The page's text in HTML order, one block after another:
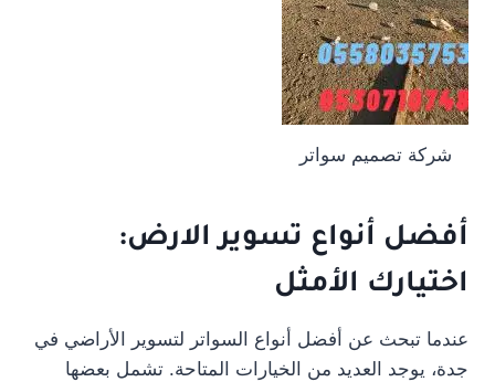
شركة تصميم سواتر
أفضل أنواع تسوير الارض:
اختيارك الأمثل
عندما تبحث عن أفضل أنواع السواتر لتسوير الأراضي في
جدة، يوجد العديد من الخيارات المتاحة. تشمل بعضها